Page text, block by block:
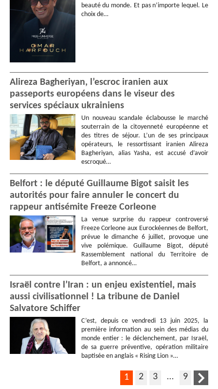
beauté du monde. Et pas n’importe lequel. Le
choix de…
Alireza Bagheriyan, l’escroc iranien aux
passeports européens dans le viseur des
services spéciaux ukrainiens
Un nouveau scandale éclabousse le marché
souterrain de la citoyenneté européenne et
des titres de séjour. L’un de ses principaux
opérateurs, le ressortissant iranien Alireza
Bagheriyan, alias Yasha, est accusé d’avoir
escroqué…
Belfort : le député Guillaume Bigot saisit les
autorités pour faire annuler le concert du
rappeur antisémite Freeze Corleone
La venue surprise du rappeur controversé
Freeze Corleone aux Eurockéennes de Belfort,
prévue le dimanche 6 juillet, provoque une
vive polémique. Guillaume Bigot, député
Rassemblement national du Territoire de
Belfort, a annoncé…
Israël contre l’Iran : un enjeu existentiel, mais
aussi civilisationnel ! La tribune de Daniel
Salvatore Schiffer
C’est, depuis ce vendredi 13 juin 2025, la
première information au sein des médias du
monde entier : le déclenchement, par Israël,
de sa guerre préventive, opération militaire
baptisée en anglais « Rising Lion »…
1 2 3 … 9